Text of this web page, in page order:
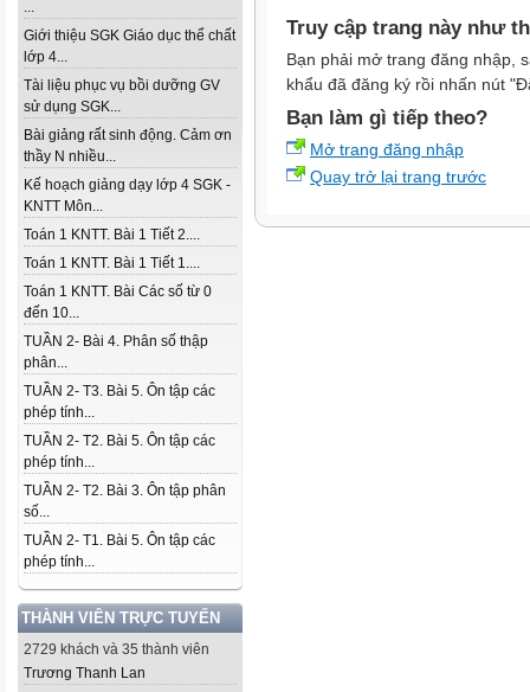
...
Giới thiệu SGK Giáo dục thể chất
lớp 4...
Tài liệu phục vụ bồi dưỡng GV
sử dụng SGK...
Bài giảng rất sinh động. Cảm ơn
thầy N nhiều...
Kế hoạch giảng dạy lớp 4 SGK -
KNTT Môn...
Toán 1 KNTT. Bài 1 Tiết 2....
Toán 1 KNTT. Bài 1 Tiết 1....
Toán 1 KNTT. Bài Các số từ 0
đến 10...
TUẦN 2- Bài 4. Phân số thập
phân...
TUẦN 2- T3. Bài 5. Ôn tập các
phép tính...
TUẦN 2- T2. Bài 5. Ôn tập các
phép tính...
TUẦN 2- T2. Bài 3. Ôn tập phân
số...
TUẦN 2- T1. Bài 5. Ôn tập các
phép tính...
THÀNH VIÊN TRỰC TUYẾN
2729 khách và 35 thành viên
Trương Thanh Lan
Truy cập trang này như
Bạn phải mở trang đăng nhập,
khẩu đã đăng ký rồi nhấn nút
Bạn làm gì tiếp theo?
Mở trang đăng nhập
Quay trở lại trang trước